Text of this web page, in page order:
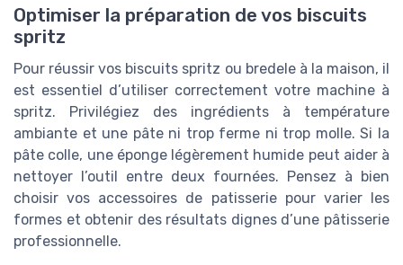
Optimiser la préparation de vos biscuits
spritz
Pour réussir vos biscuits spritz ou bredele à la maison, il
est essentiel d’utiliser correctement votre machine à
spritz. Privilégiez des ingrédients à température
ambiante et une pâte ni trop ferme ni trop molle. Si la
pâte colle, une éponge légèrement humide peut aider à
nettoyer l’outil entre deux fournées. Pensez à bien
choisir vos accessoires de patisserie pour varier les
formes et obtenir des résultats dignes d’une pâtisserie
professionnelle.